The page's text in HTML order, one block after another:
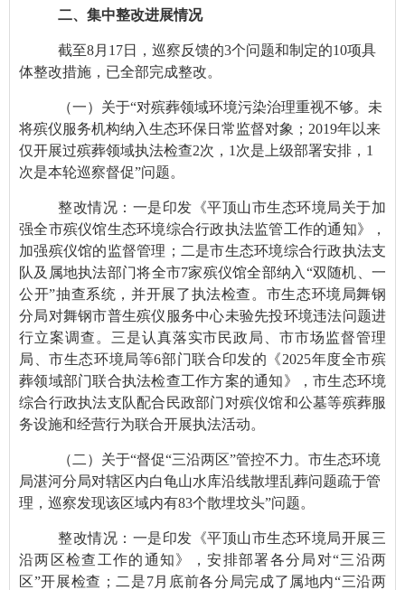
二、集中整改进展情况
截至8月17日，巡察反馈的3个问题和制定的10项具
体整改措施，已全部完成整改。
（一）关于“对殡葬领域环境污染治理重视不够。未
将殡仪服务机构纳入生态环保日常监督对象；2019年以来
仅开展过殡葬领域执法检查2次，1次是上级部署安排，1
次是本轮巡察督促”问题。
整改情况：一是印发《平顶山市生态环境局关于加
强全市殡仪馆生态环境综合行政执法监管工作的通知》，
加强殡仪馆的监督管理；二是市生态环境综合行政执法支
队及属地执法部门将全市7家殡仪馆全部纳入“双随机、一
公开”抽查系统，并开展了执法检查。市生态环境局舞钢
分局对舞钢市普生殡仪服务中心未验先投环境违法问题进
行立案调查。三是认真落实市民政局、市市场监督管理
局、市生态环境局等6部门联合印发的《2025年度全市殡
葬领域部门联合执法检查工作方案的通知》，市生态环境
综合行政执法支队配合民政部门对殡仪馆和公墓等殡葬服
务设施和经营行为联合开展执法活动。
（二）关于“督促“三沿两区”管控不力。市生态环境
局湛河分局对辖区内白龟山水库沿线散埋乱葬问题疏于管
理，巡察发现该区域内有83个散埋坟头”问题。
整改情况：一是印发《平顶山市生态环境局开展三
沿两区检查工作的通知》，安排部署各分局对“三沿两
区”开展检查；二是7月底前各分局完成了属地内“三沿两